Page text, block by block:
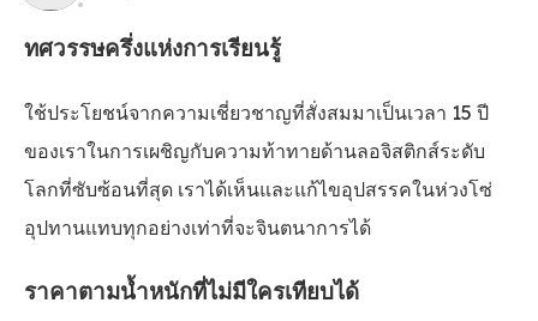
ทศวรรษครึ่งแห่งการเรียนรู้
ใช้ประโยชน์จากความเชี่ยวชาญที่สั่งสมมาเป็นเวลา 15 ปี
ของเราในการเผชิญกับความท้าทายด้านลอจิสติกส์ระดับ
โลกที่ซับซ้อนที่สุด เราได้เห็นและแก้ไขอุปสรรคในห่วงโซ่
อุปทานแทบทุกอย่างเท่าที่จะจินตนาการได้
ราคาตามน้ำหนักที่ไม่มีใครเทียบได้